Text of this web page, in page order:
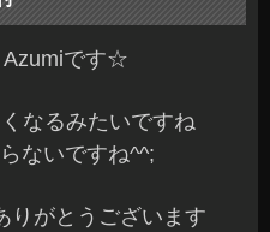
Azumiです☆
なるみたいですね
ないですね^^;
りがとうございます